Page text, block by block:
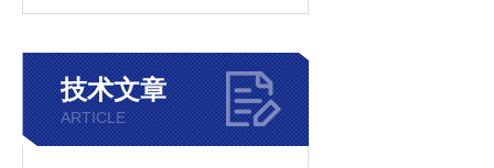
技术文章
ARTICLE